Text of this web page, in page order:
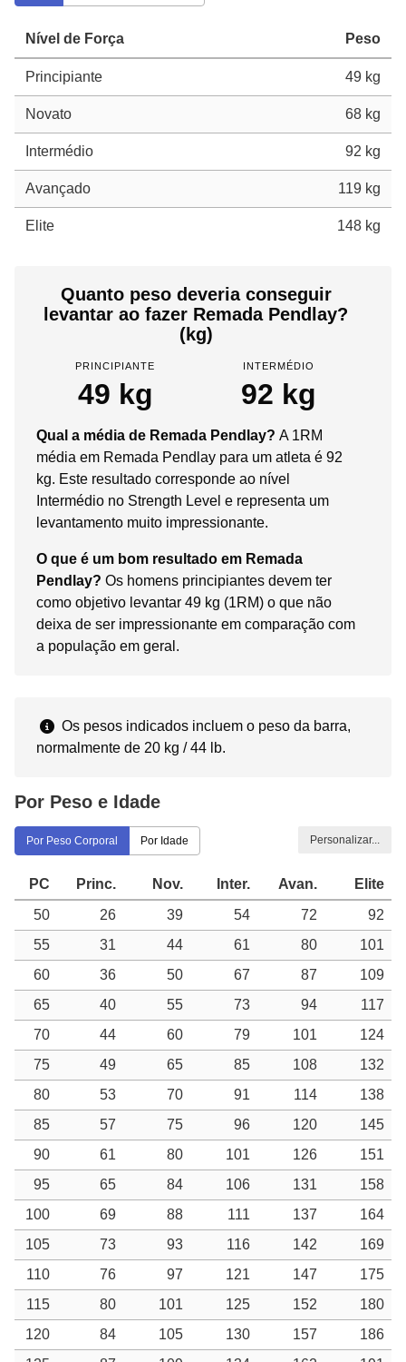
Nível de Força Peso
Principiante 49 kg
Novato 68 kg
Intermédio 92 kg
Avançado 119 kg
Elite 148 kg
Quanto peso deveria conseguir
levantar ao fazer Remada Pendlay?
(kg)
PRINCIPIANTE
49 kg
INTERMÉDIO
92 kg
Qual a média de Remada Pendlay? A 1RM
média em Remada Pendlay para um atleta é 92
kg. Este resultado corresponde ao nível
Intermédio no Strength Level e representa um
levantamento muito impressionante.
O que é um bom resultado em Remada
Pendlay? Os homens principiantes devem ter
como objetivo levantar 49 kg (1RM) o que não
deixa de ser impressionante em comparação com
a população em geral.
Os pesos indicados incluem o peso da barra,
normalmente de 20 kg / 44 lb.
Por Peso e Idade
Por Peso Corporal Por Idade Personalizar...
PC Princ. Nov. Inter. Avan.
Elite
50
26 39 54 72
92
55
31 44 61 80
101
60
36 50 67 87
109
65
40 55 73 94
117
70
44 60 79 101
124
75
49 65 85 108
132
80
53 70 91 114
138
85
57 75 96 120
145
90
61 80 101 126
151
95
65 84 106 131
158
100
69 88 111 137
164
105
73 93 116 142
169
110
76 97 121 147
175
115
80 101 125 152
180
120
84 105 130 157
186